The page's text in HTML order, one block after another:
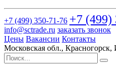
+7 (499) 350-71-76 +7 (499)
info@sctrade.ru заказать звонок
Цены Вакансии Контакты
Московская обл.,